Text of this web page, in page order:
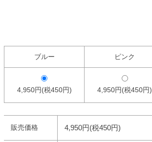
ブルー ピンク
4,950円(税450円) 4,950円(税450円)
販売価格 4,950円(税450円)